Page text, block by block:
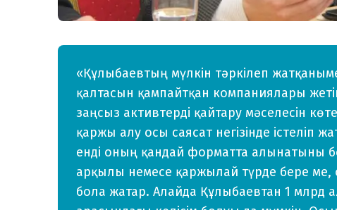
«Құлыбаевтың мүлкін тәркілеп
қалтасын қампайтқан компаниялары
заңсыз активтерді қайтару мәселесін
қаржы алу осы саясат негізінде істеліп
енді оның қандай форматта алынатыны
арқылы немесе қаржылай түрде бере ме,
бола жатар. Алайда Құлыбаевтан 1 млрд